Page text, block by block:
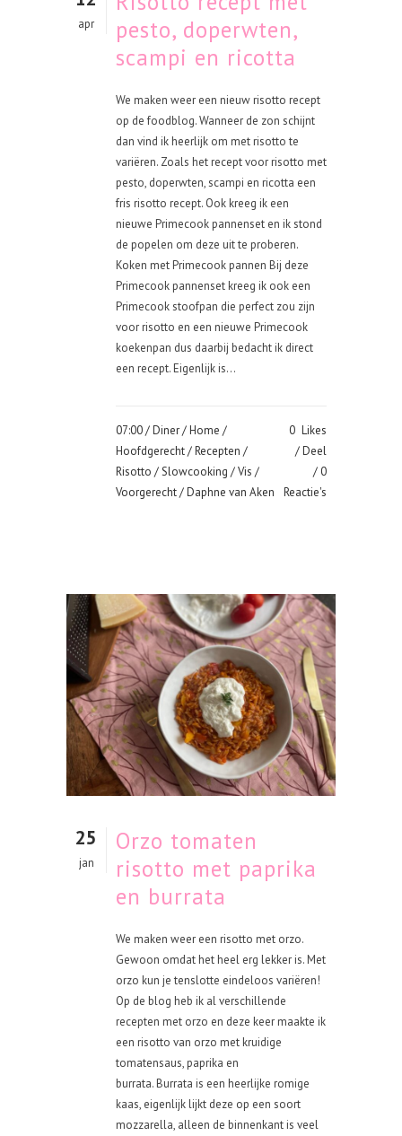
apr
pesto, doperwten,
scampi en ricotta
We maken weer een nieuw risotto recept
op de foodblog. Wanneer de zon schijnt
dan vind ik heerlijk om met risotto te
variëren. Zoals het recept voor risotto met
pesto, doperwten, scampi en ricotta een
fris risotto recept. Ook kreeg ik een
nieuwe Primecook pannenset en ik stond
de popelen om deze uit te proberen.
Koken met Primecook pannen Bij deze
Primecook pannenset kreeg ik ook een
Primecook stoofpan die perfect zou zijn
voor risotto en een nieuwe Primecook
koekenpan dus daarbij bedacht ik direct
een recept. Eigenlijk is...
07:00 /Diner/Home /
Hoofdgerecht/Recepten /
Risotto /Slowcooking /Vis /
Voorgerecht/ Daphne van Aken
0 Likes
Deel
0
Reactie's
25
jan
Orzo tomaten
risotto met paprika
en burrata
We maken weer een risotto met orzo.
Gewoon omdat het heel erg lekker is. Met
orzo kun je tenslotte eindeloos variëren!
Op de blog heb ik al verschillende
recepten met orzo en deze keer maakte ik
een risotto van orzo met kruidige
tomatensaus, paprika en
burrata. Burrata is een heerlijke romige
kaas, eigenlijk lijkt deze op een soort
mozzarella, alleen de binnenkant is veel